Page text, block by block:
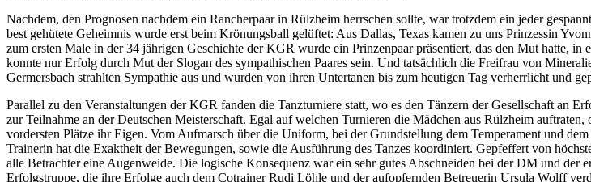
Nachdem, den Prognosen nachdem ein Rancherpaar in Rülzheim herrschen sollte, war trotzdem ein jeder
best gehütete Geheimnis wurde erst beim Krönungsball gelüftet: Aus Dallas, Texas kamen zu uns Prinzessin
zum ersten Male in der 34 jährigen Geschichte der KGR wurde ein Prinzenpaar präsentiert, das den Mut hatte,
konnte nur Erfolg durch Mut der Slogan des sympathischen Paares sein. Und tatsächlich die Freifrau von
Germersbach strahlten Sympathie aus und wurden von ihren Untertanen bis zum heutigen Tag verherrlicht und
Parallel zu den Veranstaltungen der KGR fanden die Tanzturniere statt, wo es den Tänzern der Gesellschaft an
zur Teilnahme an der Deutschen Meisterschaft. Egal auf welchen Turnieren die Mädchen aus Rülzheim
vordersten Plätze ihr Eigen. Vom Aufmarsch über die Uniform, bei der Grundstellung dem Temperament und
Trainerin hat die Exaktheit der Bewegungen, sowie die Ausführung des Tanzes koordiniert. Gepfeffert von
alle Betrachter eine Augenweide. Die logische Konsequenz war ein sehr gutes Abschneiden bei der DM und der
Erfolgstruppe, die ihre Erfolge auch dem Cotrainer Rudi Löhle und der aufopfernden Betreuerin Ursula Wolff